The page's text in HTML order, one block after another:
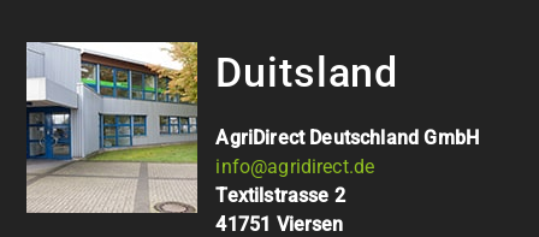
Duitsland
AgriDirect Deutschland GmbH
info@agridirect.de
Textilstrasse 2
41751 Viersen